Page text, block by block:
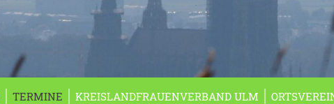
TERMINE KREISLANDFRAUENVERBAND ULM